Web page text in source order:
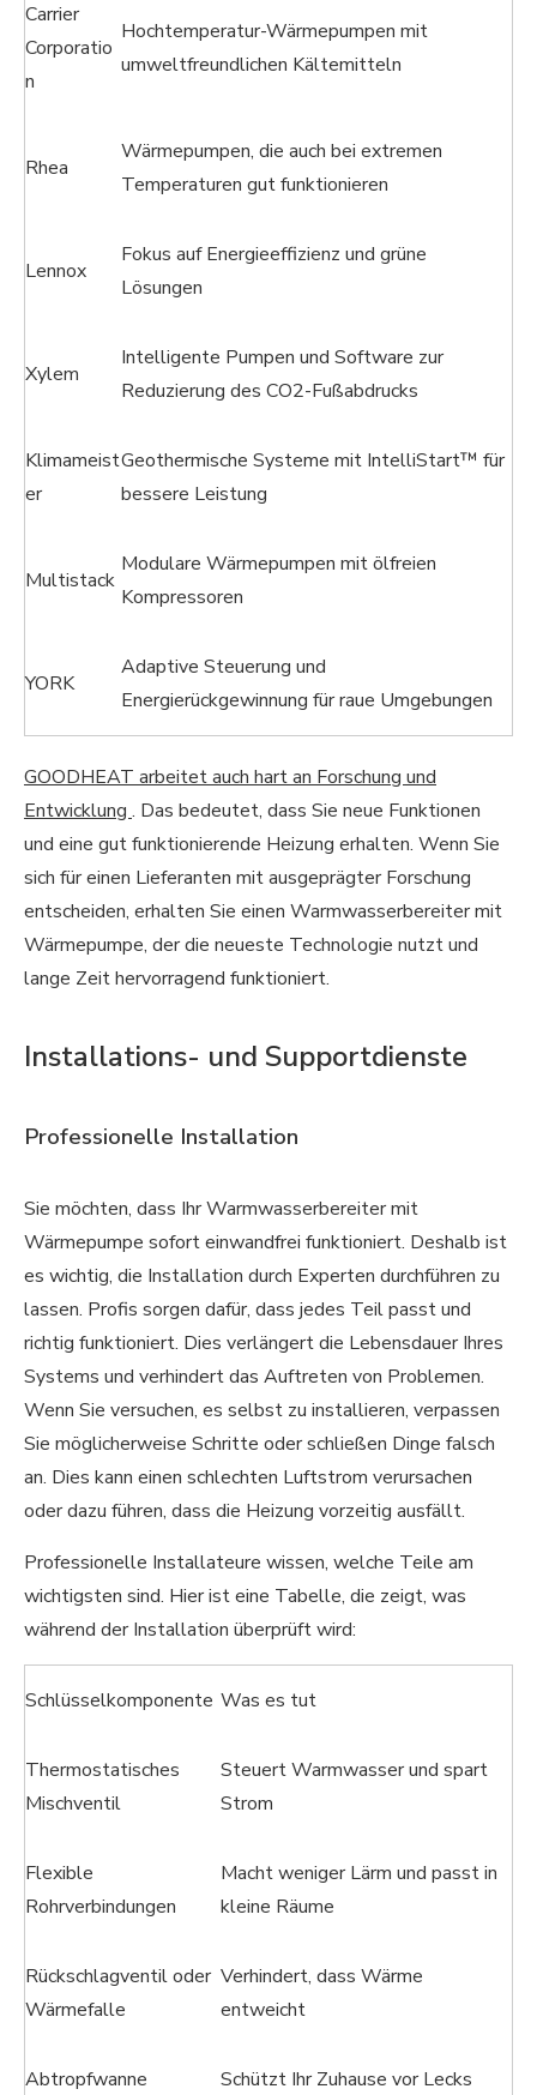
Carrier
Corporatio
n
Hochtemperatur-Wärmepumpen mit
umweltfreundlichen Kältemitteln
Rhea
Wärmepumpen, die auch bei extremen
Temperaturen gut funktionieren
Lennox
Fokus auf Energieeffizienz und grüne
Lösungen
Xylem
Intelligente Pumpen und Software zur
Reduzierung des CO2-Fußabdrucks
Klimameist
er
Geothermische Systeme mit IntelliStart™ für
bessere Leistung
Multistack
Modulare Wärmepumpen mit ölfreien
Kompressoren
YORK
Adaptive Steuerung und
Energierückgewinnung für raue Umgebungen
GOODHEAT arbeitet auch hart an Forschung und
Entwicklung . Das bedeutet, dass Sie neue Funktionen
und eine gut funktionierende Heizung erhalten. Wenn Sie
sich für einen Lieferanten mit ausgeprägter Forschung
entscheiden, erhalten Sie einen Warmwasserbereiter mit
Wärmepumpe, der die neueste Technologie nutzt und
lange Zeit hervorragend funktioniert.
Installations- und Supportdienste
Professionelle Installation
Sie möchten, dass Ihr Warmwasserbereiter mit
Wärmepumpe sofort einwandfrei funktioniert. Deshalb ist
es wichtig, die Installation durch Experten durchführen zu
lassen. Profis sorgen dafür, dass jedes Teil passt und
richtig funktioniert. Dies verlängert die Lebensdauer Ihres
Systems und verhindert das Auftreten von Problemen.
Wenn Sie versuchen, es selbst zu installieren, verpassen
Sie möglicherweise Schritte oder schließen Dinge falsch
an. Dies kann einen schlechten Luftstrom verursachen
oder dazu führen, dass die Heizung vorzeitig ausfällt.
Professionelle Installateure wissen, welche Teile am
wichtigsten sind. Hier ist eine Tabelle, die zeigt, was
während der Installation überprüft wird:
Schlüsselkomponente Was es tut
Thermostatisches
Mischventil
Steuert Warmwasser und spart
Strom
Flexible
Rohrverbindungen
Macht weniger Lärm und passt in
kleine Räume
Rückschlagventil oder
Wärmefalle
Verhindert, dass Wärme
entweicht
Abtropfwanne Schützt Ihr Zuhause vor Lecks